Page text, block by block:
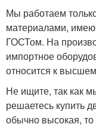
Мы работаем
материалами,
ГОСТом. На
импортное
относится к
Не ищите, так как
решаетесь купить
обычно высокая, то